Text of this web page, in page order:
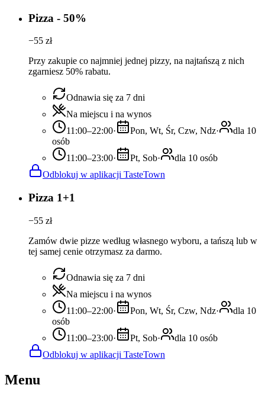
Pizza - 50%
−55 zł
Przy zakupie co najmniej jednej pizzy, na najtańszą z nich
zgarniesz 50% rabatu.
Odnawia się za 7 dni
Na miejscu i na wynos
11:00–22:00· Pon, Wt, Śr, Czw, Ndz·
dla 10
osób
11:00–23:00· Pt, Sob·
dla 10 osób
Odblokuj w aplikacji TasteTown
Pizza 1+1
−55 zł
Zamów dwie pizze według własnego wyboru, a tańszą lub w
tej samej cenie otrzymasz za darmo.
Odnawia się za 7 dni
Na miejscu i na wynos
11:00–22:00· Pon, Wt, Śr, Czw, Ndz·
dla 10
osób
11:00–23:00· Pt, Sob·
dla 10 osób
Odblokuj w aplikacji TasteTown
Menu